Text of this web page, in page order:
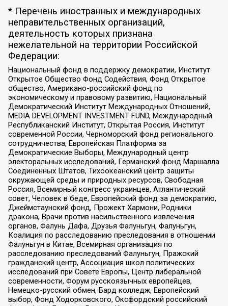
* Перечень иностранных и международных
неправительственных организаций,
деятельность которых признана
нежелательной на территории Российской
Федерации:
Национальный фонд в поддержку демократии, Институт
Открытое Общество Фонд Содействия, Фонд Открытое
общество, Американо-российский фонд по
экономическому и правовому развитию, Национальный
Демократический Институт Международных Отношений,
MEDIA DEVELOPMENT INVESTMENT FUND, Международный
Республиканский Институт, Открытая Россия, Институт
современной России, Черноморский фонд регионального
сотрудничества, Европейская Платформа за
Демократические Выборы, Международный центр
электоральных исследований, Германский фонд Маршалла
Соединенных Штатов, Тихоокеанский центр защиты
окружающей среды и природных ресурсов, Свободная
Россия, Всемирный конгресс украинцев, Атлантический
совет, Человек в беде, Европейский фонд за демократию,
Джеймстаунский фонд, Прожект Хармони, Родники
дракона, Врачи против насильственного извлечения
органов, Фалунь Дафа, Друзья Фалуньгун, Фалуньгун,
Коалиция по расследованию преследования в отношении
Фалуньгун в Китае, Всемирная организация по
расследованию преследований Фалуньгун, Пражский
гражданский центр, Ассоциация школ политических
исследований при Совете Европы, Центр либеральной
современности, Форум русскоязычных европейцев,
Немецко-русский обмен, Бард колледж, Европейский
выбор, Фонд Ходорковского, Оксфордский российский